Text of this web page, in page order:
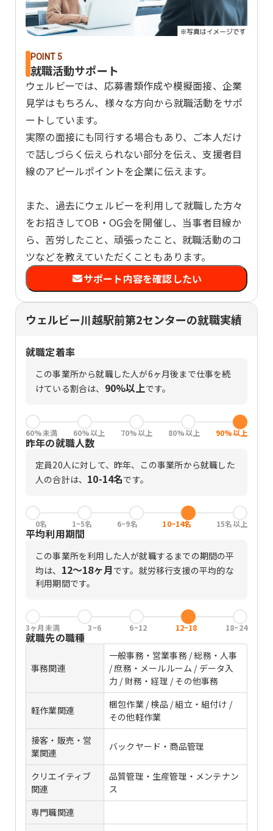
POINT 5
就職活動サポート
ウェルビーでは、応募書類作成や模擬面接、企業
見学はもちろん、様々な方向から就職活動をサポ
ートしています。
実際の面接にも同行する場合もあり、ご本人だけ
で話しづらく伝えられない部分を伝え、支援者目
線のアピールポイントを企業に伝えます。
また、過去にウェルビーを利用して就職した方々
をお招きしてOB・OG会を開催し、当事者目線か
ら、苦労したこと、頑張ったこと、就職活動のコ
ツなどを教えていただくこともあります。
サポート内容を確認したい
ウェルビー川越駅前第2センターの就職実績
就職定着率
この事業所から就職した人が6ヶ月後まで仕事を続
けている割合は、 90%以上です。
60%未満 60%以上 70%以上 80%以上 90%以上
昨年の就職人数
定員20人に対して、昨年、この事業所から就職した
人の合計は、 10-14名です。
0名 1~5名 6~9名 10~14名 15名以上
平均利用期間
この事業所を利用した人が就職するまでの期間の平
均は、 12〜18ヶ月です。 就労移行支援の平均的な
利用期間です。
3ヶ月未満 3~6 6~12 12~18 18~24
就職先の職種
事務関連
一般事務・営業事務 / 総務・人事
/ 庶務・メールルーム / データ入
力 / 財務・経理 / その他事務
軽作業関連
梱包作業 / 検品 / 組立・組付け /
その他軽作業
接客・販売・営
業関連
バックヤード・商品管理
クリエイティブ
関連
品質管理・生産管理・メンテナン
ス
専門職関連